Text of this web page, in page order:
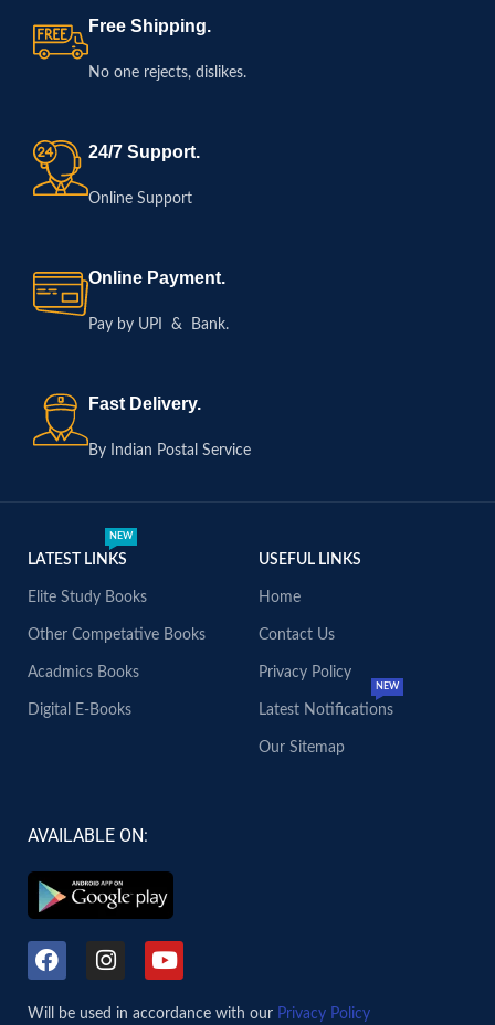
Free Shipping.
No one rejects, dislikes.
24/7 Support.
Online Support
Online Payment.
Pay by UPI & Bank.
Fast Delivery.
By Indian Postal Service
LATEST LINKS
NEW
Elite Study Books
Other Competative Books
Acadmics Books
Digital E-Books
USEFUL LINKS
Home
Contact Us
Privacy Policy
Latest Notifications
NEW
Our Sitemap
AVAILABLE ON:
Will be used in accordance with our Privacy Policy